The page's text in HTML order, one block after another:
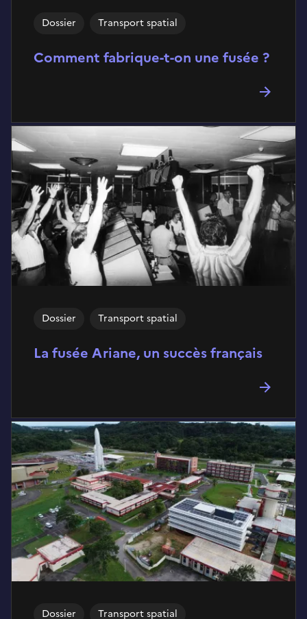
Comment fabrique-t-on une fusée ?
Dossier Transport spatial
La fusée Ariane, un succès français
Dossier Transport spatial
Dossier Transport spatial